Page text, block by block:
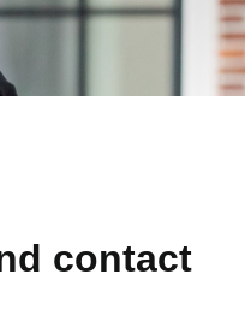
contact